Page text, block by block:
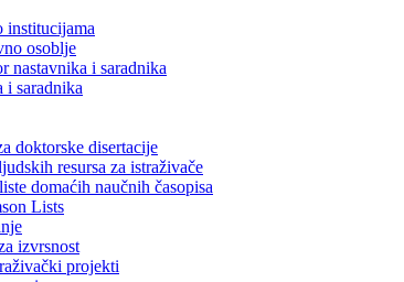
institucijama
osoblje
nastavnika i saradnika
i saradnika
doktorske disertacije
resursa za istraživače
domaćih naučnih časopisa
Lists
izvrsnost
projekti